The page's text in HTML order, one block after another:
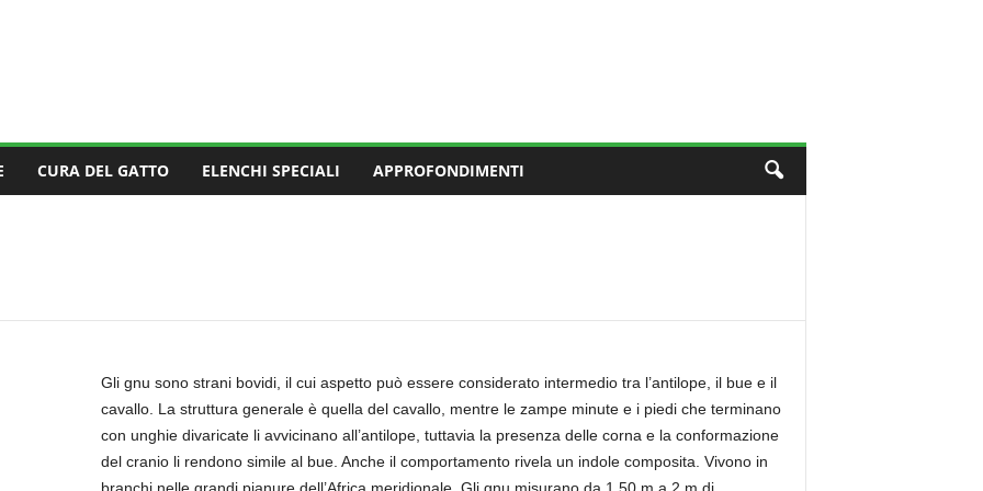
CURA DEL GATTO ELENCHI SPECIALI APPROFONDIMENTI
Gli gnu sono strani bovidi, il cui aspetto può essere considerato intermedio tra l’antilope, il bue e il
cavallo. La struttura generale è quella del cavallo, mentre le zampe minute e i piedi che terminano
con unghie divaricate li avvicinano all’antilope, tuttavia la presenza delle corna e la conformazione
del cranio li rendono simile al bue. Anche il comportamento rivela un indole composita. Vivono in